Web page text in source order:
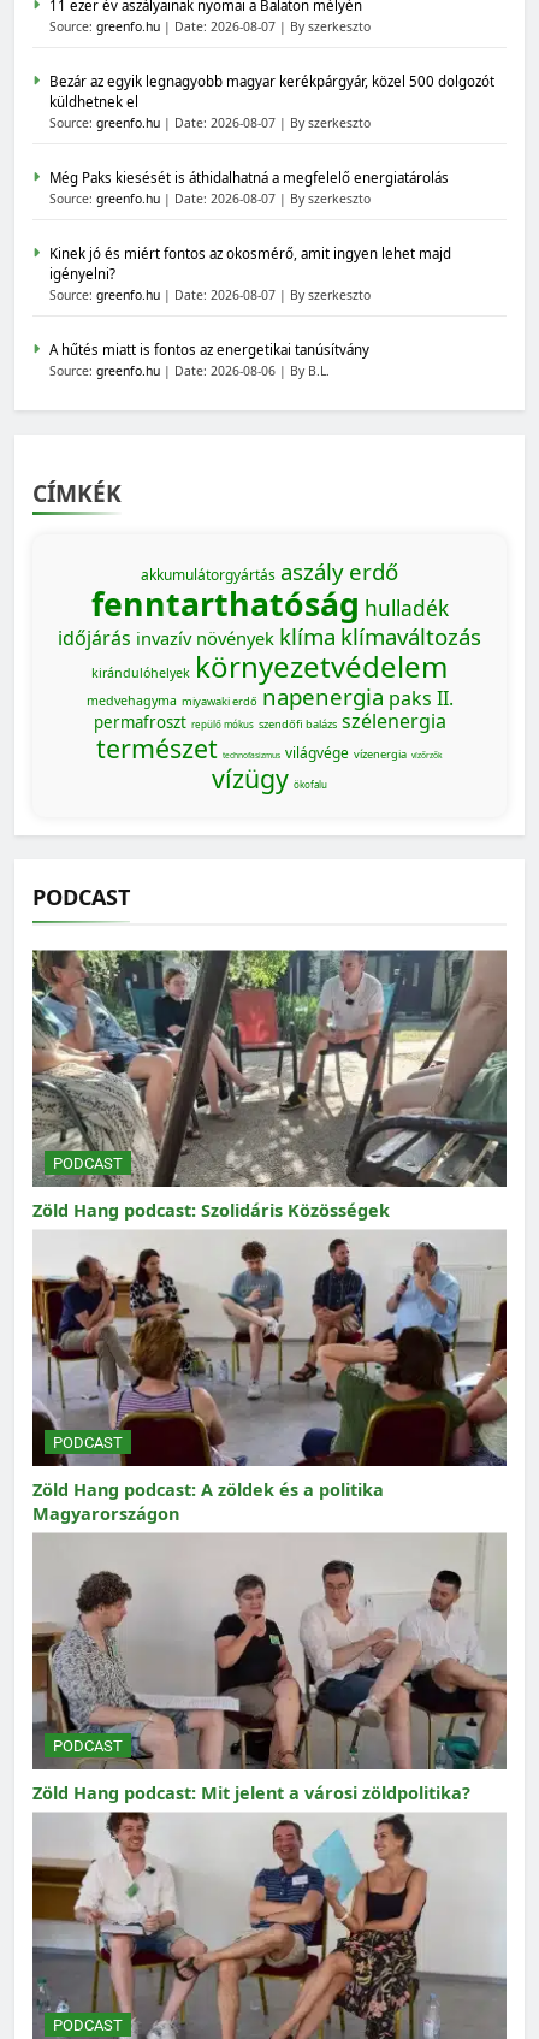
11 ezer év aszályainak nyomai a Balaton mélyén
Source: greenfo.hu Date: 2026-08-07 By szerkeszto
Bezár az egyik legnagyobb magyar kerékpárgyár, közel 500 dolgozót
küldhetnek el
Source: greenfo.hu Date: 2026-08-07 By szerkeszto
Még Paks kiesését is áthidalhatná a megfelelő energiatárolás
Source: greenfo.hu Date: 2026-08-07 By szerkeszto
Kinek jó és miért fontos az okosmérő, amit ingyen lehet majd
igényelni?
Source: greenfo.hu Date: 2026-08-07 By szerkeszto
A hűtés miatt is fontos az energetikai tanúsítvány
Source: greenfo.hu Date: 2026-08-06 By B.L.
CÍMKÉK
akkumulátorgyártás aszály erdő
fenntarthatóság hulladék
időjárás invazív növények klíma klímaváltozás
kirándulóhelyek környezetvédelem
medvehagyma miyawaki erdő napenergia paks II.
permafroszt repülő mókus szendőfi balázs szélenergia
természet technofasizmus világvége vízenergia vízőrzők
vízügy ökofalu
PODCAST
PODCAST
Zöld Hang podcast: Szolidáris Közösségek
PODCAST
Zöld Hang podcast: A zöldek és a politika
Magyarországon
PODCAST
Zöld Hang podcast: Mit jelent a városi zöldpolitika?
PODCAST